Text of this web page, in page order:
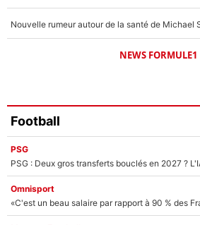
NEWS FORMULE1
Football
PSG
Omnisport